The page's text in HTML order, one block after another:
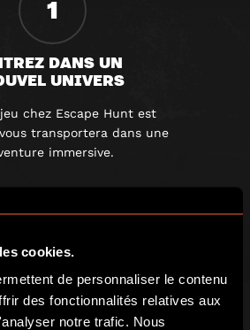
cookies.
de personnaliser le contenu
des fonctionnalités relatives aux
notre trafic. Nous
1
DANS UN
UNIVERS
chez Escape Hunt est
transportera dans une
immersive.
VOUS ENFERMER
LES INDICES